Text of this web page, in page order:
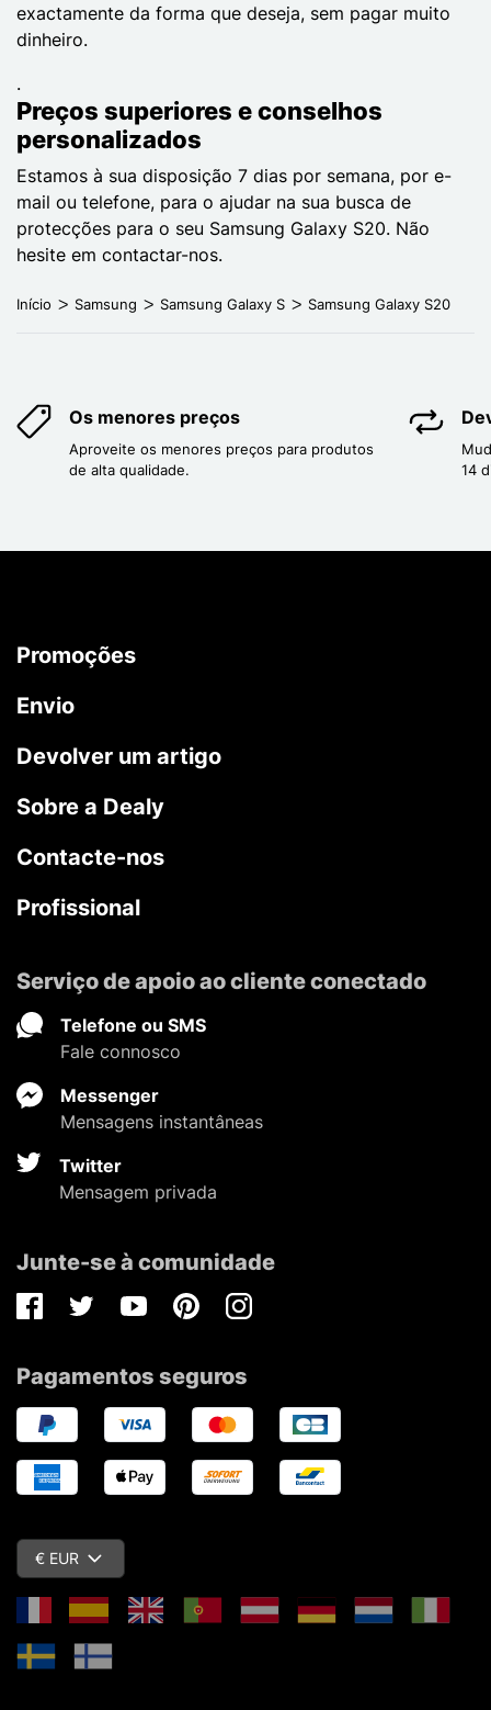
exactamente da forma que deseja, sem pagar muito
dinheiro.
.
Preços superiores e conselhos
personalizados
Estamos à sua disposição 7 dias por semana, por e-
mail ou telefone, para o ajudar na sua busca de
protecções para o seu Samsung Galaxy S20. Não
hesite em contactar-nos.
Início Samsung Samsung Galaxy S Samsung Galaxy S20
Os menores preços
Aproveite os menores preços para produtos
de alta qualidade.
14
Promoções
Envio
Devolver um artigo
Sobre a Dealy
Contacte-nos
Profissional
Serviço de apoio ao cliente conectado
Telefone ou SMS
Fale connosco
Messenger
Mensagens instantâneas
Twitter
Mensagem privada
Junte-se à comunidade
FacebookTwitterYoutubePinterestInstagram
Pagamentos seguros
€ EUR